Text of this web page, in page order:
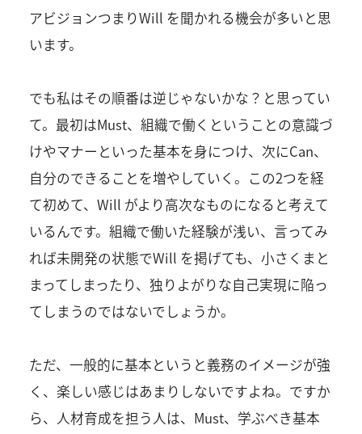
アビジョンつまりWill を聞かれる機会が多いと思
います。
でも私はその順番は逆じゃないかな？と思ってい
て。最初はMust、組織で働くということの意識づ
けやマナーといった基本を身につけ、次にCan、
自分のできることを増やしていく。この2つを経
て初めて、Will がより高次なものになると考えて
いるんです。組織で働いた経験が浅い、言ってみ
れば未開発の状態でWill を掲げても、小さくまと
まってしまったり、独りよがりな自己実現に陥っ
てしまうのではないでしょうか。
ただ、一般的に基本というと義務のイメージが強
く、楽しい感じはあまりしないですよね。ですか
ら、人材育成を担う人は、Must、学ぶべき基本